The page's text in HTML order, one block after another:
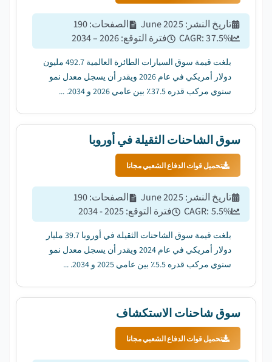
تاريخ النشر :
June 2025 الصفحات:
190
CAGR:37.5% فترة التوقع:
2026 – 2034
بلغت قيمة سوق السيارات الطائرة العالمية 492.7 مليون
دولار أمريكي في عام 2026 ويقدر أن يسجل معدل نمو
سنوي مركب قدره 37.5٪ بين عامي 2026 و 2034. ...
سوق الشاحنات الثقيلة في أوروبا
تحميل قوات الدفاع الشعبي مجانا
تاريخ النشر :
June 2025 الصفحات:
190
CAGR: 5.5% فترة التوقع:
2025 - 2034
بلغت قيمة سوق الشاحنات الثقيلة في أوروبا 39.7 مليار
دولار أمريكي في عام 2024 ويقدر أن يسجل معدل نمو
سنوي مركب قدره 5.5٪ بين عامي 2025 و 2034. ...
سوق شاحنات الاستكشاف
تحميل قوات الدفاع الشعبي مجانا